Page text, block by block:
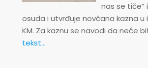
nas se tiče”
osuda i utvrđuje novčana kazna u
KM. Za kaznu se navodi da neće
tekst...